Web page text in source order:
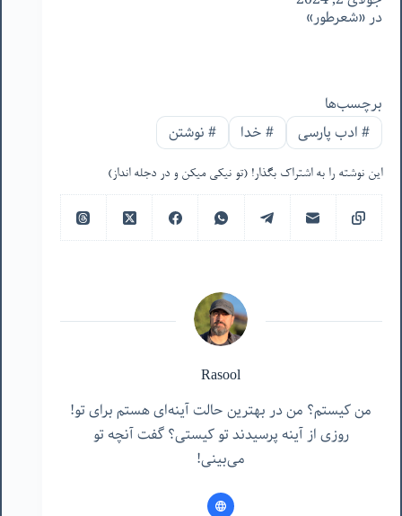
در «شعرطور»
برچسب‌ها
#ادب پارسی #خدا #نوشتن
این نوشته را به اشتراک بگذار! (تو نیکی میکن و در دجله انداز)
Rasool
من کیستم؟ من در بهترین حالت آینه‌ای هستم برای تو!
روزی از آینه پرسیدند تو کیستی؟ گفت آنچه تو
می‌بینی!